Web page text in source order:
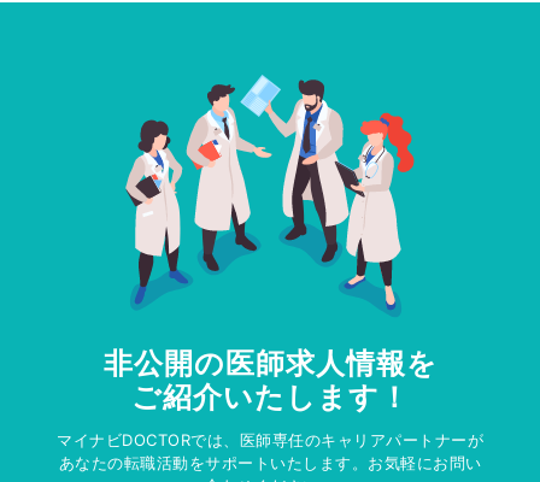
非公開の医師求人情報を
ご紹介いたします！
マイナビDOCTORでは、医師専任のキャリアパートナーが
あなたの転職活動をサポートいたします。お気軽にお問い